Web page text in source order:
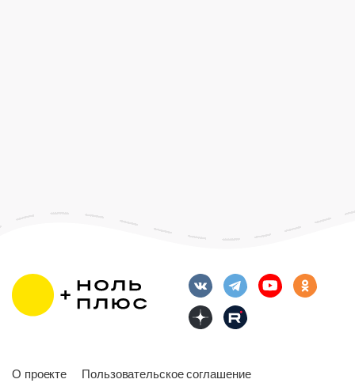
О проекте Пользовательское соглашение